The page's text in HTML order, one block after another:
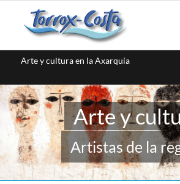
Arte y cultura en la Axarquía
Arte y
Artistas de la